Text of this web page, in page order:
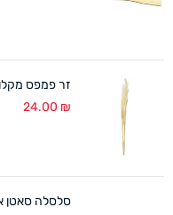
זר פמפס מקלות
24.00 ₪
סלסלה סאטן אובלית 50/